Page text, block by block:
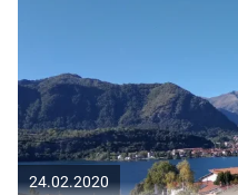
24.02.2020